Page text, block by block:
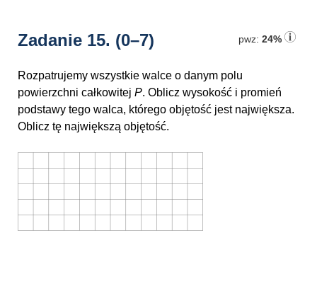
pwz: 24%
Zadanie 15. (0–7)
Rozpatrujemy wszystkie walce o danym polu
powierzchni całkowitej P. Oblicz wysokość i promień
podstawy tego walca, którego objętość jest największa.
Oblicz tę największą objętość.